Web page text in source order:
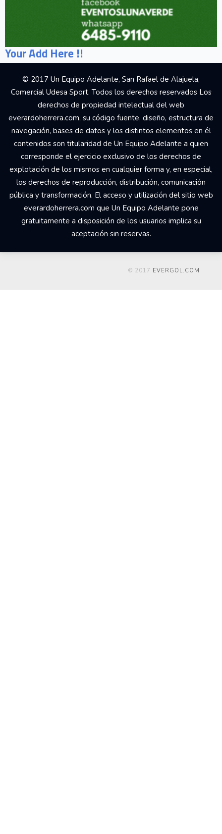
Your Add Here !!
© 2017 Un Equipo Adelante, San Rafael de Alajuela,
Comercial Udesa Sport. Todos los derechos reservados Los
derechos de propiedad intelectual del web
everardoherrera.com, su código fuente, diseño, estructura de
navegación, bases de datos y los distintos elementos en él
contenidos son titularidad de Un Equipo Adelante a quien
corresponde el ejercicio exclusivo de los derechos de
explotación de los mismos en cualquier forma y, en especial,
los derechos de reproducción, distribución, comunicación
pública y transformación. El acceso y utilización del sitio web
everardoherrera.com que Un Equipo Adelante pone
gratuitamente a disposición de los usuarios implica su
aceptación sin reservas.
© 2017 EVERGOL.COM